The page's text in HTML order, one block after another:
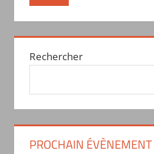
Rechercher
PROCHAIN ÉVÈNEMENT